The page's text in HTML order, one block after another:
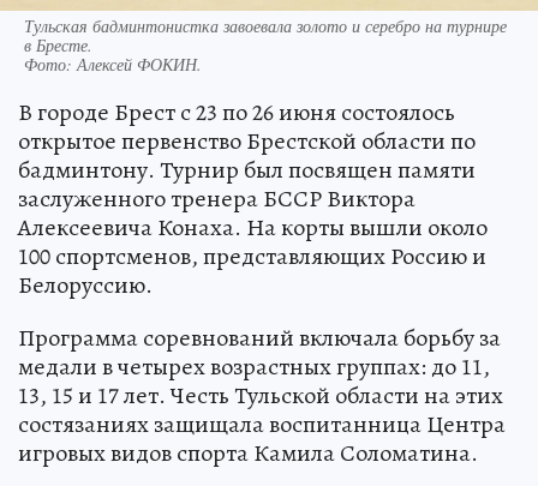
Тульская бадминтонистка завоевала золото и серебро на турнире
в Бресте.
Фото:Алексей ФОКИН.
В городе Брест с 23 по 26 июня состоялось
открытое первенство Брестской области по
бадминтону. Турнир был посвящен памяти
заслуженного тренера БССР Виктора
Алексеевича Конаха. На корты вышли около
100 спортсменов, представляющих Россию и
Белоруссию.
Программа соревнований включала борьбу за
медали в четырех возрастных группах: до 11,
13, 15 и 17 лет. Честь Тульской области на этих
состязаниях защищала воспитанница Центра
игровых видов спорта Камила Соломатина.